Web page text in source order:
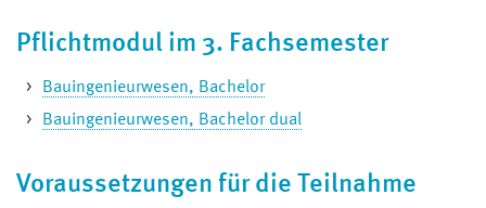
Pflichtmodul im 3. Fachsemester
Bauingenieurwesen, Bachelor
Bauingenieurwesen, Bachelor dual
Voraussetzungen für die Teilnahme